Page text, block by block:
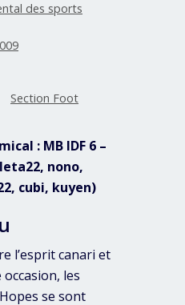
des sports
Section Foot
: MB IDF 6 –
nono,
cubi, kuyen)
l’esprit canari et
les
se sont